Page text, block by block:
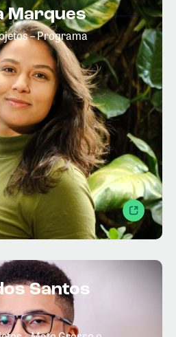
Marques
– Programa
Santos